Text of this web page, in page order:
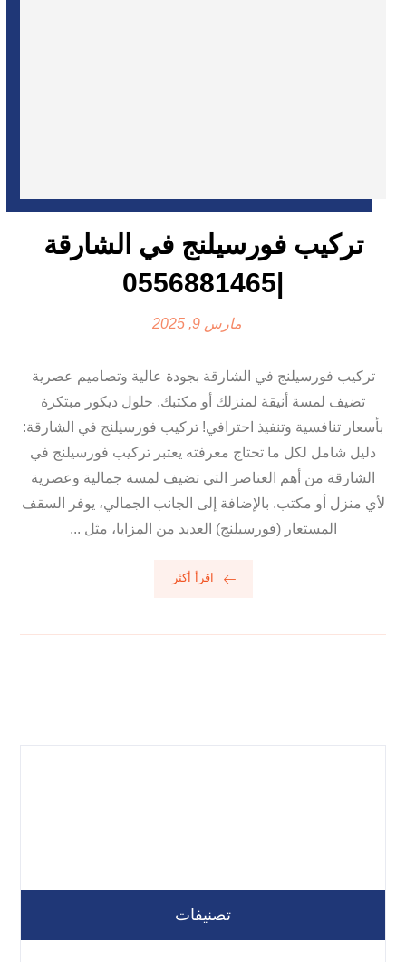
تركيب فورسيلنج في الشارقة
|0556881465
مارس 9, 2025
تركيب فورسيلنج في الشارقة بجودة عالية وتصاميم عصرية
تضيف لمسة أنيقة لمنزلك أو مكتبك. حلول ديكور مبتكرة
بأسعار تنافسية وتنفيذ احترافي! تركيب فورسيلنج في الشارقة:
دليل شامل لكل ما تحتاج معرفته يعتبر تركيب فورسيلنج في
الشارقة من أهم العناصر التي تضيف لمسة جمالية وعصرية
لأي منزل أو مكتب. بالإضافة إلى الجانب الجمالي، يوفر السقف
المستعار (فورسيلنج) العديد من المزايا، مثل ...
اقرأ أكثر
تصنيفات